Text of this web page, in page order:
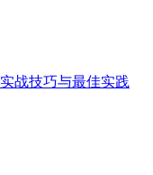
战技巧与最佳实践